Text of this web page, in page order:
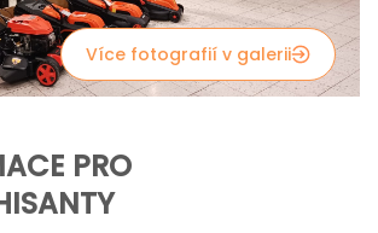
Více fotografií v galerii
PRO